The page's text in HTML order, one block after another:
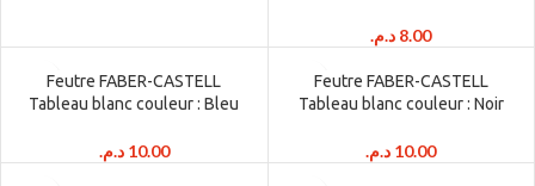
8.00 د.م.
Feutre FABER-CASTELL
Tableau blanc couleur : Bleu
10.00 د.م.
Feutre FABER-CASTELL
Tableau blanc couleur : Noir
10.00 د.م.